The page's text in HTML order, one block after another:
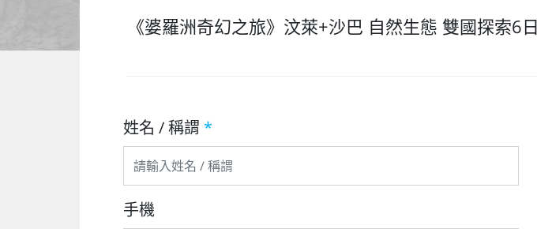
《婆羅洲奇幻之旅》汶萊+沙巴 自然生態 雙國探索6日
姓名 / 稱謂 *
手機